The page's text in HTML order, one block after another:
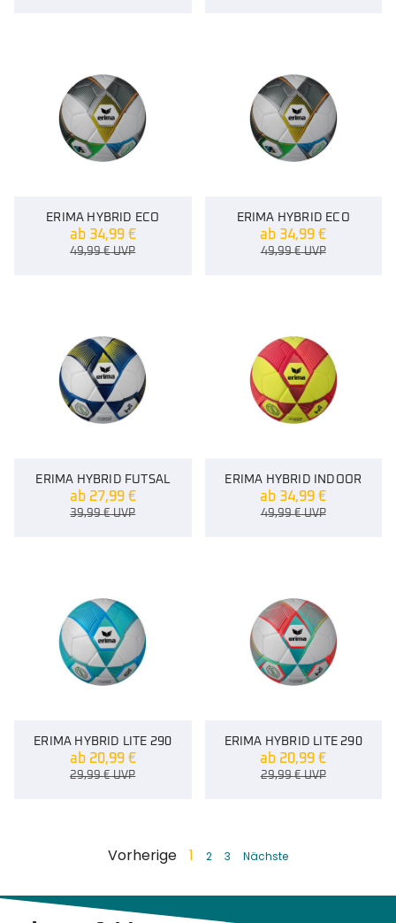
ERIMA HYBRID ECO
ab 34,99 €
49,99€UVP
ERIMA HYBRID ECO
ab 34,99€
49,99€UVP
ERIMA HYBRID FUTSAL
ab 27,99 €
39,99€UVP
ERIMA HYBRID INDOOR
ab 34,99€
49,99€UVP
ERIMA HYBRID LITE 290
ab 20,99 €
29,99€UVP
ERIMA HYBRID LITE 290
ab 20,99€
29,99€UVP
Vorherige 1 2 3 Nächste